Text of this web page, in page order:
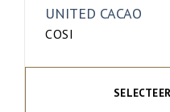
UNITED CACAO
COSI